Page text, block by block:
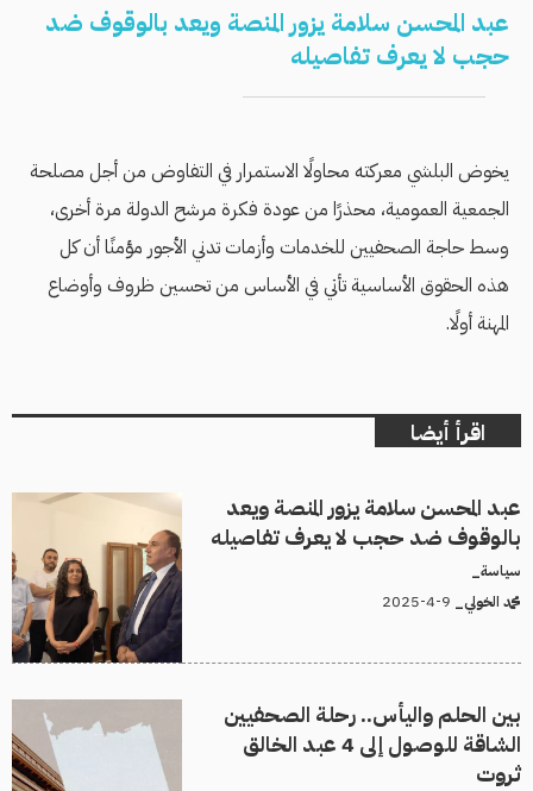
عبد المحسن سلامة يزور المنصة ويعد بالوقوف ضد
حجب لا يعرف تفاصيله
يخوض البلشي معركته محاولًا الاستمرار في التفاوض من أجل مصلحة
الجمعية العمومية، محذرًا من عودة فكرة مرشح الدولة مرة أخرى،
وسط حاجة الصحفيين للخدمات وأزمات تدني الأجور مؤمنًا أن كل
هذه الحقوق الأساسية تأتي في الأساس من تحسين ظروف وأوضاع
المهنة أولًا.
اقرأ أيضا
عبد المحسن سلامة يزور المنصة ويعد
بالوقوف ضد حجب لا يعرف تفاصيله
سياسة_
محمد الخولي_
بين الحلم واليأس.. رحلة الصحفيين
الشاقة للوصول إلى 4 عبد الخالق
ثروت